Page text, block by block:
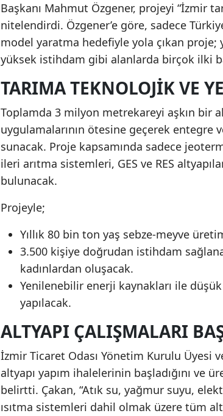
Başkanı Mahmut Özgener, projeyi “İzmir
nitelendirdi. Özgener’e göre, sadece
model yaratma hedefiyle yola çıkan
yüksek istihdam gibi alanlarda birçok ilki
TARIMA TEKNOLOJIK VE
Toplamda 3 milyon metrekareyi aşkın bir
uygulamalarının ötesine geçerek
sunacak. Proje kapsamında sadece
ileri arıtma sistemleri, GES ve RES
bulunacak.
Projeyle;
Yıllık 80 bin ton yaş sebze-meyve
3.500 kişiye doğrudan istihdam
kadınlardan oluşacak.
Yenilenebilir enerji kaynakları ile
yapılacak.
ALTYAPI ÇALIŞMALARI
İzmir Ticaret Odası Yönetim Kurulu Üyesi
altyapı yapım ihalelerinin başladığını ve
belirtti. Çakan, “Atık su, yağmur suyu,
ısıtma sistemleri dahil olmak üzere tüm